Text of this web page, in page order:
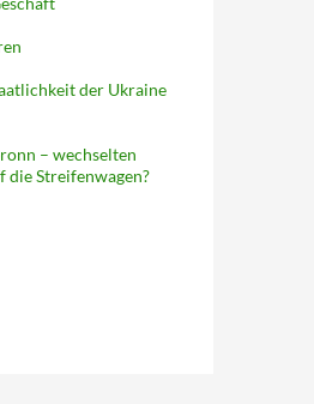
der Ukraine
– wechselten
Streifenwagen?